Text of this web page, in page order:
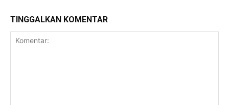
TINGGALKAN KOMENTAR